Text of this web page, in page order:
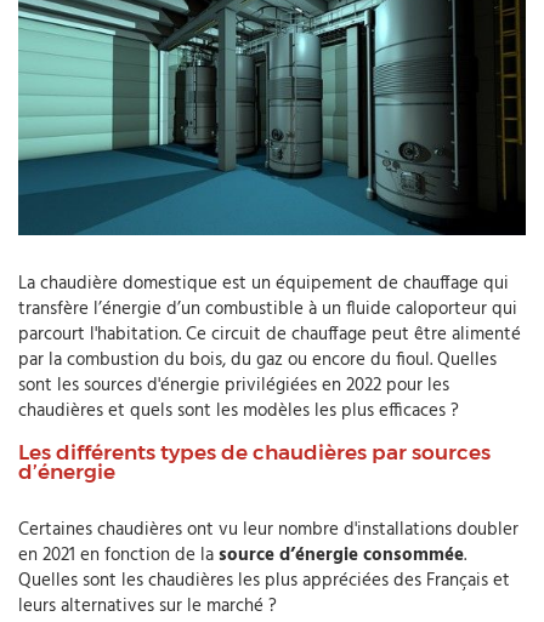
La chaudière domestique est un équipement de chauffage qui
transfère l’énergie d’un combustible à un fluide caloporteur qui
parcourt l'habitation. Ce circuit de chauffage peut être alimenté
par la combustion du bois, du gaz ou encore du fioul. Quelles
sont les sources d'énergie privilégiées en 2022 pour les
chaudières et quels sont les modèles les plus efficaces ?
Les différents types de chaudières par sources
d’énergie
Certaines chaudières ont vu leur nombre d'installations doubler
en 2021 en fonction de lasource d’énergie consommée.
Quelles sont les chaudières les plus appréciées des Français et
leurs alternatives sur le marché ?